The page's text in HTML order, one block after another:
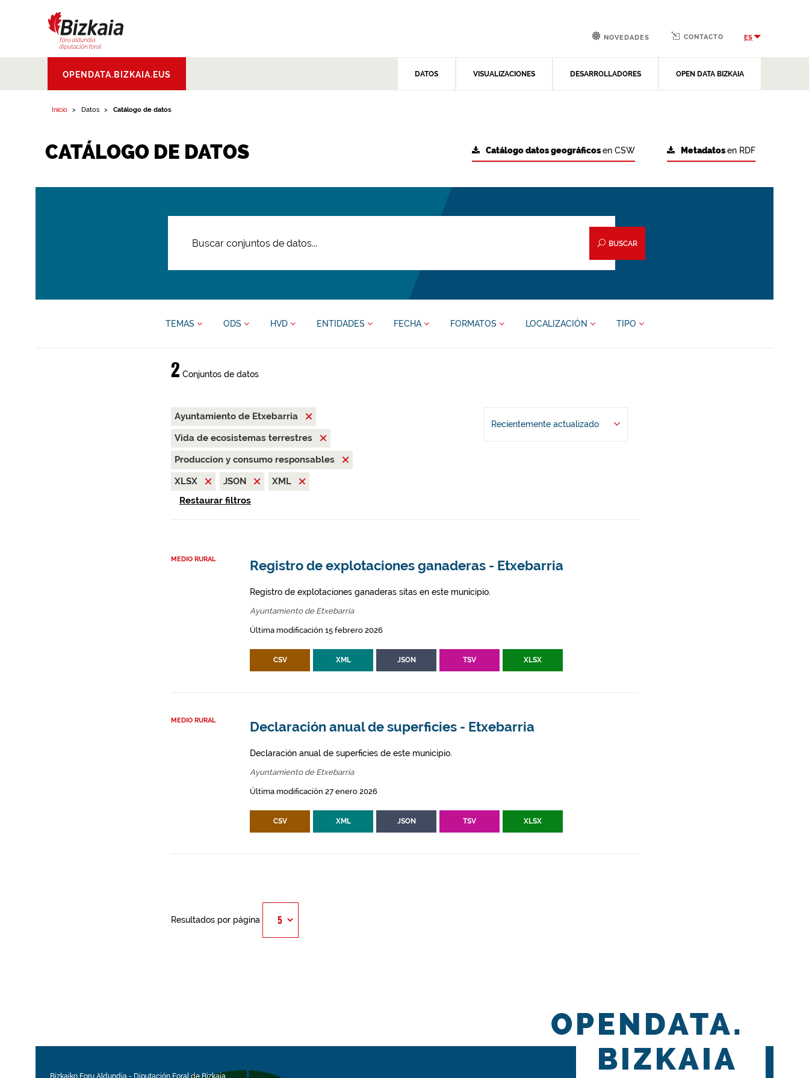
Aldundia.Diputacion
Foral de Bizkaia
OPENDATA.BIZKAIA.EUS DATOS VISUALIZACIONES DESARROLLADORES OPEN DATA BIZKAIA
NOVEDADES CONTACTO ES
Inicio Datos Catálogo de datos
CATÁLOGO DE DATOS Metadatosen RDF
Catálogo datos geográficosen CSW
BUSCAR
TEMAS ODS HVD ENTIDADES FECHA FORMATOS LOCALIZACIÓN TIPO
2 Conjuntos de datos
Ayuntamiento de Etxebarria
Vida de ecosistemas terrestres
Produccion y consumo responsables
XLSX
JSON
XML
Restaurar filtros
Recientemente actualizado
MEDIO RURAL Registro de explotaciones ganaderas - Etxebarria
Registro de explotaciones ganaderas sitas en este municipio.
Ayuntamiento de Etxebarria
Última modificación 15 febrero 2026
CSV XML JSON TSV XLSX
MEDIO RURAL Declaración anual de superficies - Etxebarria
Declaración anual de superficies de este municipio.
Ayuntamiento de Etxebarria
Última modificación 27 enero 2026
CSV XML JSON TSV XLSX
Resultados por página
OPENDATA.
BIZKAIA